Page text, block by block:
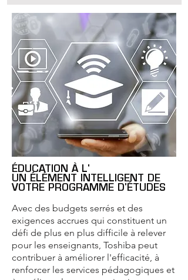
En savoir plus
ÉDUCATION À L'
UN ÉLÉMENT INTELLIGENT DE
VOTRE PROGRAMME D'ÉTUDES
Avec des budgets serrés et des
exigences accrues qui constituent un
défi de plus en plus difficile à relever
pour les enseignants, Toshiba peut
contribuer à améliorer l'efficacité, à
renforcer les services pédagogiques et